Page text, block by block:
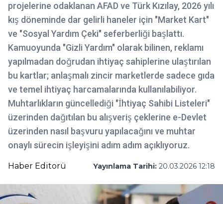
projelerine odaklanan AFAD ve Türk Kızılay, 2026 yılı
kış döneminde dar gelirli haneler için "Market Kart"
ve "Sosyal Yardım Çeki" seferberliği başlattı.
Kamuoyunda "Gizli Yardım" olarak bilinen, reklamı
yapılmadan doğrudan ihtiyaç sahiplerine ulaştırılan
bu kartlar; anlaşmalı zincir marketlerde sadece gıda
ve temel ihtiyaç harcamalarında kullanılabiliyor.
Muhtarlıkların güncellediği "İhtiyaç Sahibi Listeleri"
üzerinden dağıtılan bu alışveriş çeklerine e-Devlet
üzerinden nasıl başvuru yapılacağını ve muhtar
onaylı sürecin işleyişini adım adım açıklıyoruz.
Haber Editorü Yayınlama Tarihi: 20.03.2026 12:18